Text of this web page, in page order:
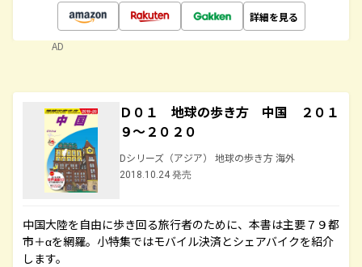
詳細を見る
AD
Ｄ０１ 地球の歩き方 中国 ２０１
９～２０２０
Dシリーズ（アジア） 地球の歩き方 海外
2018.10.24 発売
中国大陸を自由に歩き回る旅行者のために、本書は主要７９都
市＋αを網羅。小特集ではモバイル決済とシェアバイクを紹介
します。